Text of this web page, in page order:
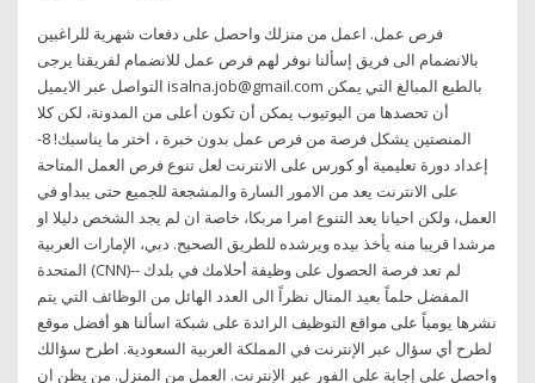
فرص عمل. اعمل من منزلك واحصل على دفعات شهرية للراغبين
بالانضمام الى فريق إسألنا نوفر لهم فرص عمل للانضمام لفريقنا يرجى
التواصل عبر الايميل isalna.job@gmail.com بالطبع المبالغ التي يمكن
أن تحصدها من اليوتيوب يمكن أن تكون أعلى من المدونة، لكن كلا
المنصتين يشكل فرصة من فرص عمل بدون خبرة ، اختر ما يناسبك! 8-
إعداد دورة تعليمية أو كورس على الانترنت لعل تنوع فرص العمل المتاحة
على الانترنت يعد من الامور السارة والمشجعة للجميع حتى يبدأو في
العمل، ولكن احيانا يعد التنوع امرا مربكا، خاصة ان لم يجد الشخص دليلا او
مرشدا قريبا منه يأخذ بيده ويرشده للطريق الصحيح. دبي، الإمارات العربية
المتحدة (CNN)-- لم تعد فرصة الحصول على وظيفة أحلامك في بلدك
المفضل حلماً بعيد المنال نظراً الى العدد الهائل من الوظائف التي يتم
نشرها يومياً على مواقع التوظيف الرائدة على شبكة اسألنا هو أفضل موقع
لطرح أي سؤال عبر الإنترنت في المملكة العربية السعودية. اطرح سؤالك
واحصل على إجابة على الفور عبر الإنترنت. العمل من المنزل. من يظن ان